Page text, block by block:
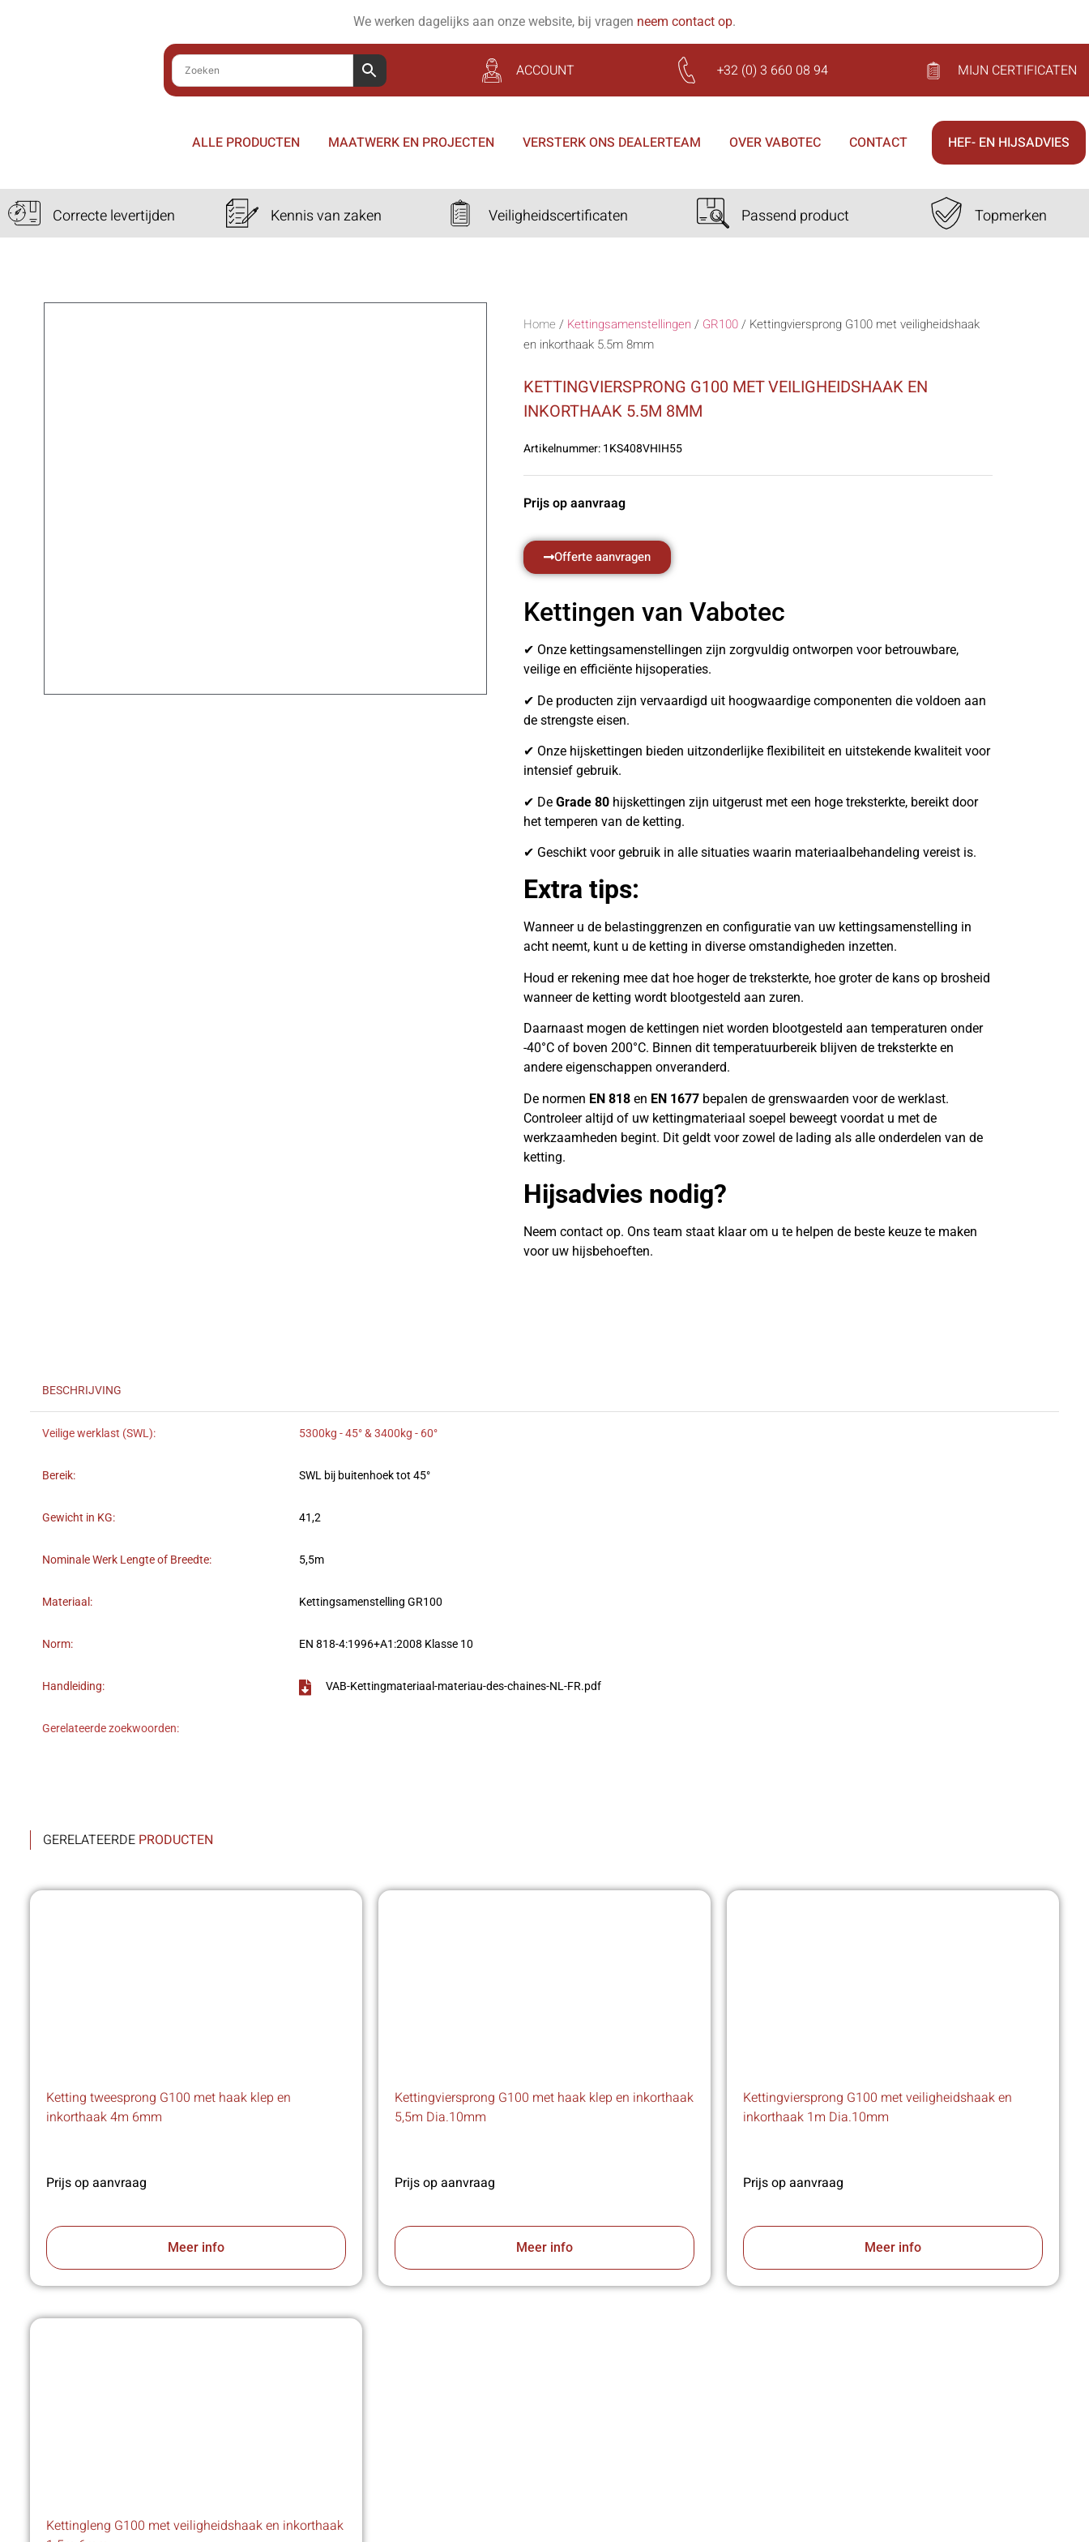
We werken dagelijks aan onze website, bij vragen neem contact op.
ACCOUNT +32 (0) 3 660 08 94 MIJN CERTIFICATEN
ALLE PRODUCTEN MAATWERK EN PROJECTEN VERSTERK ONS DEALERTEAM OVER VABOTEC CONTACT HEF- EN HIJSADVIES
Correcte levertijden Kennis van zaken Veiligheidscertificaten Passend product Topmerken
Home / Kettingsamenstellingen / GR100/ Kettingviersprong G100 met veiligheidshaak
en inkorthaak 5.5m 8mm
KETTINGVIERSPRONG G100 MET VEILIGHEIDSHAAK EN
INKORTHAAK 5.5M 8MM
Artikelnummer:1KS408VHIH55
Prijs op aanvraag
Offerte aanvragen
Kettingen van Vabotec
✔ Onze kettingsamenstellingen zijn zorgvuldig ontworpen voor betrouwbare,
veilige en efficiënte hijsoperaties.
✔ De producten zijn vervaardigd uit hoogwaardige componenten die voldoen aan
de strengste eisen.
✔ Onze hijskettingen bieden uitzonderlijke flexibiliteit en uitstekende kwaliteit voor
intensief gebruik.
✔ De Grade 80 hijskettingen zijn uitgerust met een hoge treksterkte, bereikt door
het temperen van de ketting.
✔ Geschikt voor gebruik in alle situaties waarin materiaalbehandeling vereist is.
Extra tips:
Wanneer u de belastinggrenzen en configuratie van uw kettingsamenstelling in
acht neemt, kunt u de ketting in diverse omstandigheden inzetten.
Houd er rekening mee dat hoe hoger de treksterkte, hoe groter de kans op brosheid
wanneer de ketting wordt blootgesteld aan zuren.
Daarnaast mogen de kettingen niet worden blootgesteld aan temperaturen onder
-40°C of boven 200°C. Binnen dit temperatuurbereik blijven de treksterkte en
andere eigenschappen onveranderd.
De normen EN 818 en EN 1677 bepalen de grenswaarden voor de werklast.
Controleer altijd of uw kettingmateriaal soepel beweegt voordat u met de
werkzaamheden begint. Dit geldt voor zowel de lading als alle onderdelen van de
ketting.
Hijsadvies nodig?
Neem contact op. Ons team staat klaar om u te helpen de beste keuze te maken
voor uw hijsbehoeften.
BESCHRIJVING
Veilige werklast (SWL): 5300kg - 45° & 3400kg - 60°
Bereik: SWL bij buitenhoek tot 45°
Gewicht in KG: 41,2
Nominale Werk Lengte of Breedte: 5,5m
Materiaal: Kettingsamenstelling GR100
Norm: EN 818-4:1996+A1:2008 Klasse 10
Handleiding: VAB-Kettingmateriaal-materiau-des-chaines-NL-FR.pdf
Gerelateerde zoekwoorden:
GERELATEERDE PRODUCTEN
Ketting tweesprong G100 met haak klep en
inkorthaak 4m 6mm
Prijs op aanvraag
Meer info
Kettingviersprong G100 met haak klep en inkorthaak
5,5m Dia.10mm
Prijs op aanvraag
Meer info
Kettingviersprong G100 met veiligheidshaak en
inkorthaak 1m Dia.10mm
Prijs op aanvraag
Meer info
Kettingleng G100 met veiligheidshaak en inkorthaak